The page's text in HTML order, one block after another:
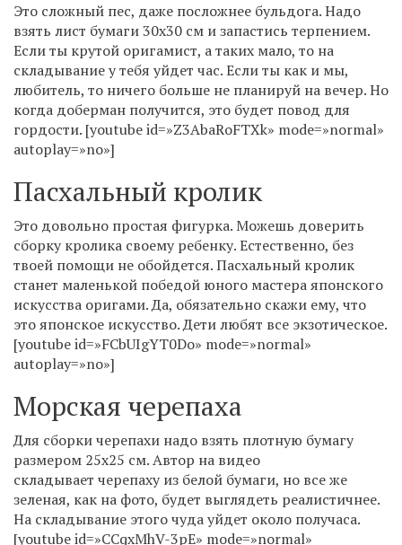
Это сложный пес, даже посложнее бульдога. Надо
взять лист бумаги 30х30 см и запастись терпением.
Если ты крутой оригамист, а таких мало, то на
складывание у тебя уйдет час. Если ты как и мы,
любитель, то ничего больше не планируй на вечер. Но
когда доберман получится, это будет повод для
гордости. [youtube id=»Z3AbaRoFTXk» mode=»normal»
autoplay=»no»]
Пасхальный кролик
Это довольно простая фигурка. Можешь доверить
сборку кролика своему ребенку. Естественно, без
твоей помощи не обойдется. Пасхальный кролик
станет маленькой победой юного мастера японского
искусства оригами. Да, обязательно скажи ему, что
это японское искусство. Дети любят все экзотическое.
[youtube id=»FCbUIgYT0Do» mode=»normal»
autoplay=»no»]
Морская черепаха
Для сборки черепахи надо взять плотную бумагу
размером 25х25 см. Автор на видео
складывает черепаху из белой бумаги, но все же
зеленая, как на фото, будет выглядеть реалистичнее.
На складывание этого чуда уйдет около получаса.
[youtube id=»CCqxMhV-3pE» mode=»normal»